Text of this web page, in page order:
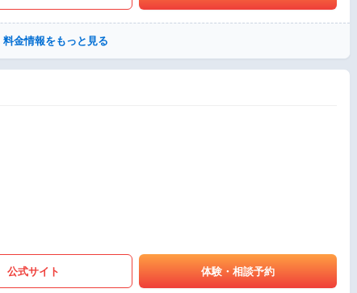
料金情報をもっと見る
公式サイト 体験・相談予約